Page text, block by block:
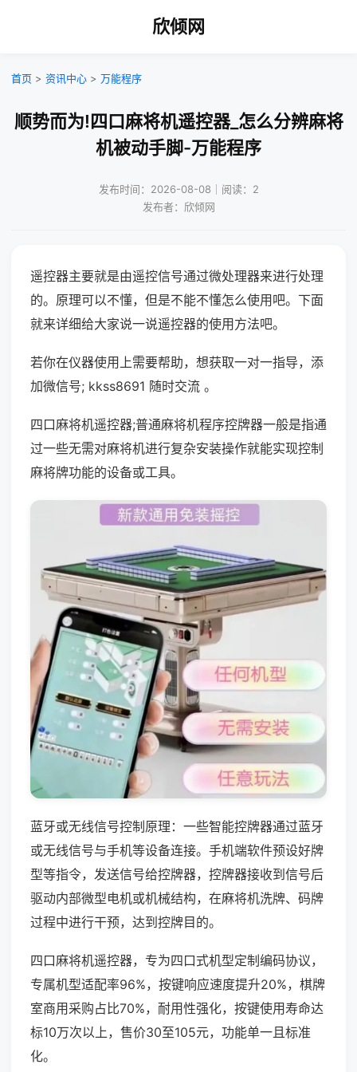
欣倾网
首页 > 资讯中心 > 万能程序
顺势而为!四口麻将机遥控器_怎么分辨麻将
机被动手脚-万能程序
发布时间：2026-08-08｜阅读：2
发布者：欣倾网
遥控器主要就是由遥控信号通过微处理器来进行处理
的。原理可以不懂，但是不能不懂怎么使用吧。下面
就来详细给大家说一说遥控器的使用方法吧。
若你在仪器使用上需要帮助，想获取一对一指导，添
加微信号; kkss8691 随时交流 。
四口麻将机遥控器;普通麻将机程序控牌器一般是指通
过一些无需对麻将机进行复杂安装操作就能实现控制
麻将牌功能的设备或工具。
蓝牙或无线信号控制原理：一些智能控牌器通过蓝牙
或无线信号与手机等设备连接。手机端软件预设好牌
型等指令，发送信号给控牌器，控牌器接收到信号后
驱动内部微型电机或机械结构，在麻将机洗牌、码牌
过程中进行干预，达到控牌目的。
四口麻将机遥控器，专为四口式机型定制编码协议，
专属机型适配率96%，按键响应速度提升20%，棋牌
室商用采购占比70%，耐用性强化，按键使用寿命达
标10万次以上，售价30至105元，功能单一且标准
化。